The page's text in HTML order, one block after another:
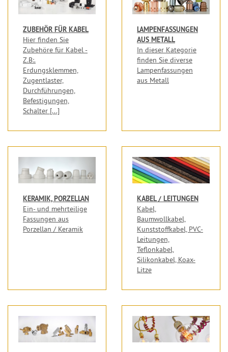
ZUBEHÖR FÜR KABEL
Hier finden Sie
Zubehöre für Kabel -
Z.B:.
Erdungsklemmen,
Zugentlaster,
Durchführungen,
Befestigungen,
Schalter [...]
LAMPENFASSUNGEN
AUS METALL
In dieser Kategorie
finden Sie diverse
Lampenfassungen
aus Metall
KERAMIK, PORZELLAN
Ein- und mehrteilige
Fassungen aus
Porzellan / Keramik
KABEL / LEITUNGEN
Kabel,
Baumwollkabel,
Kunststoffkabel, PVC-
Leitungen,
Teflonkabel,
Silikonkabel, Koax-
Litze